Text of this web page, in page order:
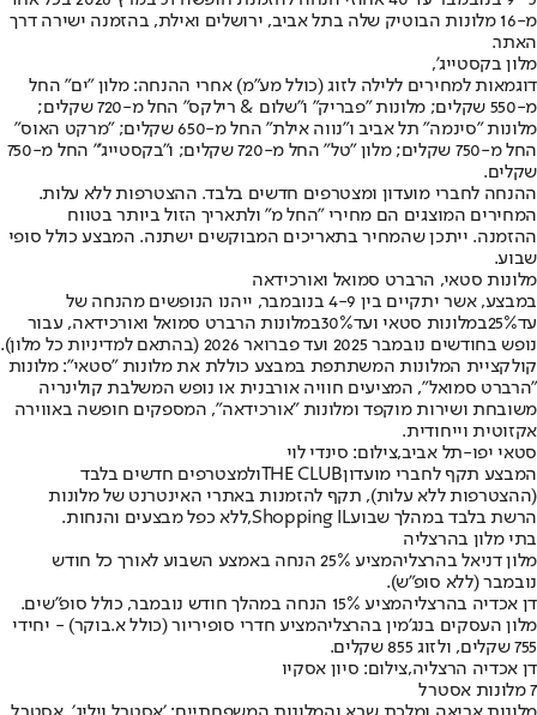
מ-16 מלונות הבוטיק שלה בתל אביב, ירושלים ואילת, בהזמנה ישירה דרך
האתר.
מלון בקסטייג',
דוגמאות למחירים ללילה לזוג (כולל מע"מ) אחרי ההנחה: מלון "ים" החל
מ-550 שקלים; מלונות "פבריק" ו"שלום & רילקס" החל מ-720 שקלים;
מלונות "סינמה" תל אביב ו"נווה אילת" החל מ-650 שקלים; "מרקט האוס"
החל מ-750 שקלים; מלון "טל" החל מ-720 שקלים; ו"בקסטייג'" החל מ-750
שקלים.
ההנחה לחברי מועדון ומצטרפים חדשים בלבד. ההצטרפות ללא עלות.
המחירים המוצגים הם מחירי "החל מ" ולתאריך הזול ביותר בטווח
ההזמנה. ייתכן שהמחיר בתאריכים המבוקשים ישתנה. המבצע כולל סופי
שבוע.
מלונות סטאי, הרברט סמואל ואורכידאה
במבצע, אשר יתקיים בין 4-9 בנובמבר, ייהנו הנופשים מהנחה של
עד25%במלונות סטאי ועד30%במלונות הרברט סמואל ואורכידאה, עבור
נופש בחודשים נובמבר 2025 ועד פברואר 2026 (בהתאם למדיניות כל מלון)
.
קולקציית המלונות המשתתפת במבצע כוללת את מלונות "סטאי": מלונות
"הרברט סמואל", המציעים חוויה אורבנית או נופש המשלבת קולינריה
משובחת ושירות מוקפד ומלונות "אורכידאה", המספקים חופשה באווירה
אקזוטית וייחודית.
סטאי יפו-תל אביב,צילום: סינדי לוי
המבצע תקף לחברי מועדוןTHE CLUBולמצטרפים חדשים בלבד
(ההצטרפות ללא עלות), תקף להזמנות באתרי האינטרנט של מלונות
הרשת בלבד במהלך שבועShopping IL, ללא כפל מבצעים והנחות.
בתי מלון בהרצליה
מלון דניאל בהרצליה
מציע 25% הנחה באמצע השבוע לאורך כל חודש
נובמבר (ללא סופ"ש).
דן אכדיה בהרצליהמציע 15% הנחה במהלך חודש נובמבר, כולל סופ"שים.
מלון העסקים בנג'מין בהרצליהמציע חדרי סופיריור (כולל א.בוקר) - יחידי
755 שקלים, ולזוג 855 שקלים
.
דן אכדיה הרצליה,צילום: סיון אסקיו
7 מלונות אסטרל